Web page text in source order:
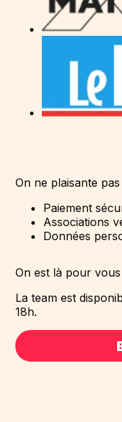
On ne plaisante
Paiement
Associations
Données
On est là pour
La team est
18h.